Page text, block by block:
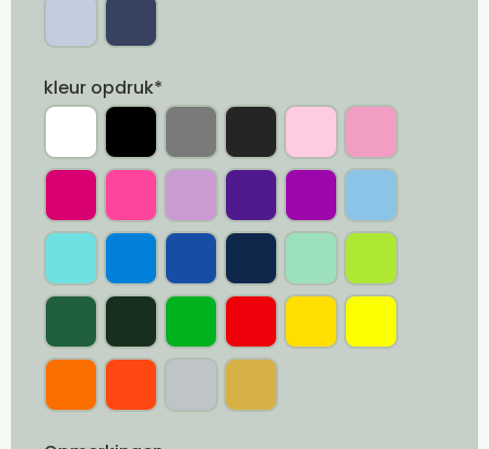
kleur opdruk*